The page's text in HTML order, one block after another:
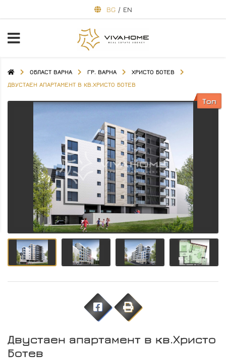
BG / EN
ОБЛАСТ ВАРНА ГР. ВАРНА
ХРИСТО БОТЕВ
ДВУСТАЕН АПАРТАМЕНТ В КВ.ХРИСТО БОТЕВ
Топ
Двустаен апартамент в кв.Христо
Ботев